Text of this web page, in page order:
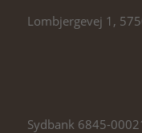
Lombjergevej 1,
Sydbank 6845-